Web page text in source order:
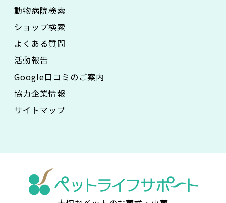
動物病院検索
ショップ検索
よくある質問
活動報告
Google口コミのご案内
協力企業情報
サイトマップ